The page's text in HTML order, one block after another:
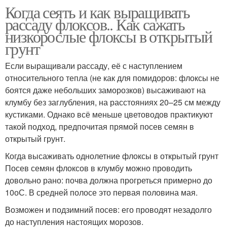
Когда сеять и как выращивать
рассаду флоксов.. Как сажать
низкорослые флоксы в открытый
грунт
Если выращивали рассаду, её с наступлением
относительного тепла (не как для помидоров: флоксы не
боятся даже небольших заморозков) высаживают на
клумбу без заглубления, на расстояниях 20–25 см между
кустиками. Однако всё меньше цветоводов практикуют
такой подход, предпочитая прямой посев семян в
открытый грунт.
Когда высаживать однолетние флоксы в открытый грунт
Посев семян флоксов в клумбу можно проводить
довольно рано: почва должна прогреться примерно до
10оС. В средней полосе это первая половина мая.
Возможен и подзимний посев: его проводят незадолго
до наступления настоящих морозов.